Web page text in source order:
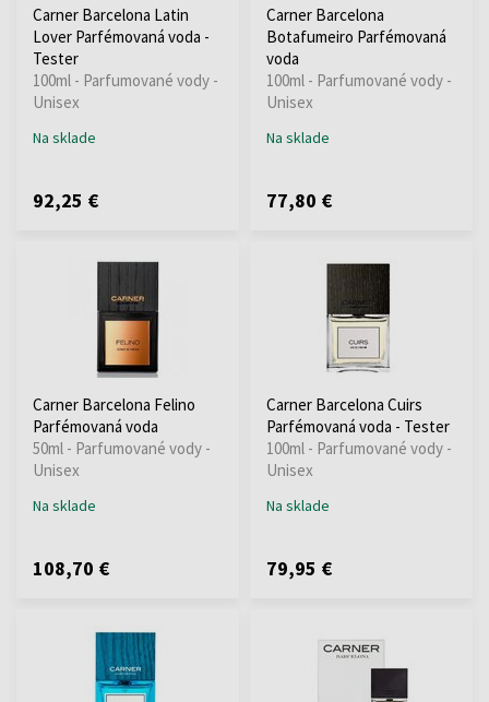
Carner Barcelona Latin
Lover Parfémovaná voda -
Tester
100ml - Parfumované vody -
Unisex
Na sklade
92,25 €
Carner Barcelona
Botafumeiro Parfémovaná
voda
100ml - Parfumované vody -
Unisex
Na sklade
77,80 €
Carner Barcelona Felino
Parfémovaná voda
50ml - Parfumované vody -
Unisex
Na sklade
108,70 €
Carner Barcelona Cuirs
Parfémovaná voda - Tester
100ml - Parfumované vody -
Unisex
Na sklade
79,95 €